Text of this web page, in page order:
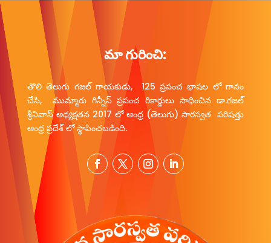
మా గురించి:
తొలి తెలుగు గజల్ గాయకుడు, 125 ప్రపంచ భాషల లో గానం
చేసి, ముమ్మారు గిన్నీస్ ప్రపంచ రికార్డులు సాధించిన డా.గజల్
శ్రీనివాస్ అధ్యక్షతన 2017 లో ఆంధ్ర (తెలుగు) సారస్వత పరిషత్తు
ఆంధ్ర ప్రదేశ్ లో స్థాపించబడింది.